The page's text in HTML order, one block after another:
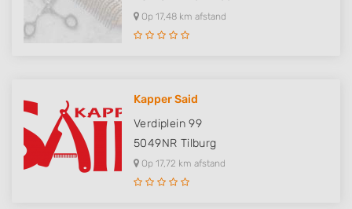
Op 17,48 km afstand
Kapper Said
Verdiplein 99
5049NR Tilburg
Op 17,72 km afstand